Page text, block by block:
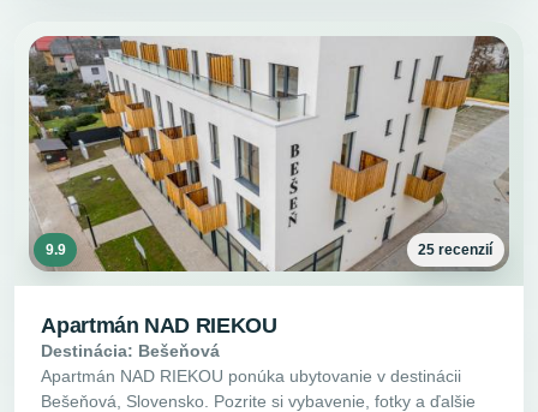
9.9 25 recenzií
Apartmán NAD RIEKOU
Destinácia: Bešeňová
Apartmán NAD RIEKOU ponúka ubytovanie v destinácii
Bešeňová, Slovensko. Pozrite si vybavenie, fotky a ďalšie